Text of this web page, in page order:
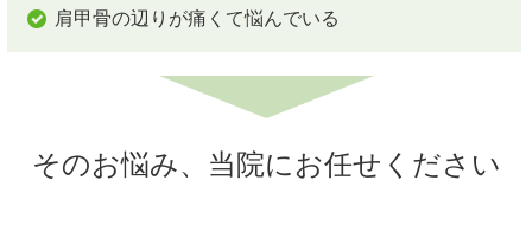
肩甲骨の辺りが痛くて悩んでいる
そのお悩み、当院にお任せください